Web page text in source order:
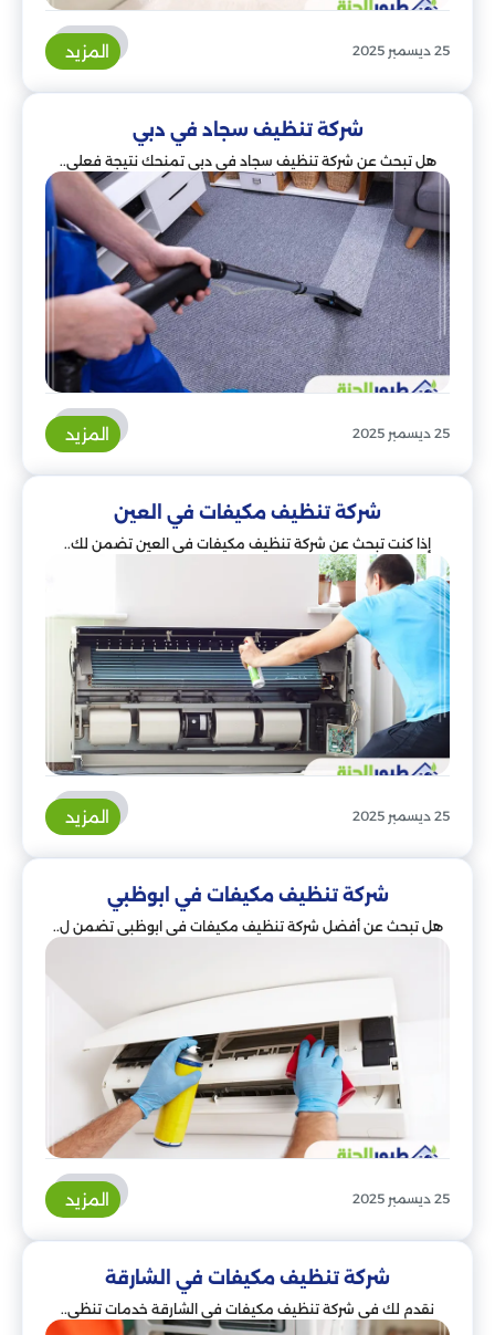
25 ديسمبر 2025 المزيد
شركة تنظيف سجاد في دبي
هل تبحث عن شركة تنظيف سجاد في دبي تمنحك نتيجة فعلي..
25 ديسمبر 2025 المزيد
شركة تنظيف مكيفات في العين
إذا كنت تبحث عن شركة تنظيف مكيفات في العين تضمن لك..
25 ديسمبر 2025 المزيد
شركة تنظيف مكيفات في ابوظبي
هل تبحث عن أفضل شركة تنظيف مكيفات في ابوظبي تضمن ل..
25 ديسمبر 2025 المزيد
شركة تنظيف مكيفات في الشارقة
نقدم لك في شركة تنظيف مكيفات في الشارقة خدمات تنظي..